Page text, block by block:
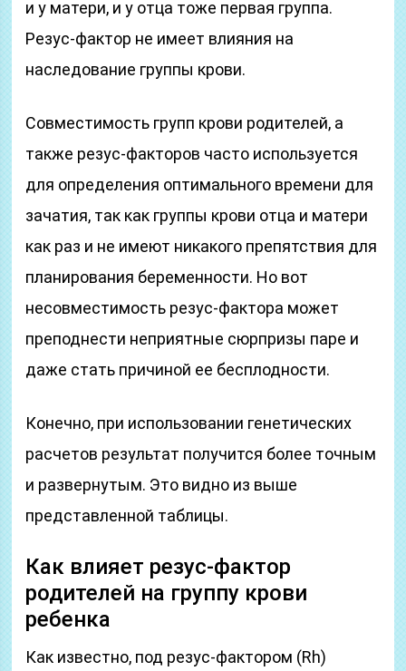
и у матери, и у отца тоже первая группа.
Резус-фактор не имеет влияния на
наследование группы крови.
Совместимость групп крови родителей, а
также резус-факторов часто используется
для определения оптимального времени для
зачатия, так как группы крови отца и матери
как раз и не имеют никакого препятствия для
планирования беременности. Но вот
несовместимость резус-фактора может
преподнести неприятные сюрпризы паре и
даже стать причиной ее бесплодности.
Конечно, при использовании генетических
расчетов результат получится более точным
и развернутым. Это видно из выше
представленной таблицы.
Как влияет резус-фактор
родителей на группу крови
ребенка
Как известно, под резус-фактором (Rh)